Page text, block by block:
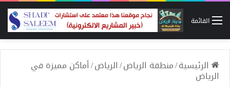
القائمة
الرئيسية/منطقة الرياض/الرياض/أماكن مميزة في
الرياض